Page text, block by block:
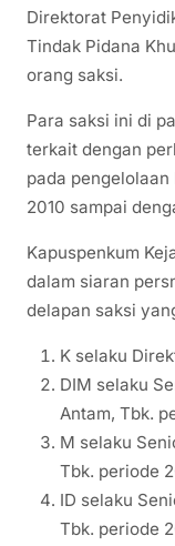
Direktorat
Tindak Pidana
orang saksi.
Para saksi ini di
terkait dengan
pada
2010 sampai
Kapuspenkum
dalam siaran
delapan saksi
K selaku
DIM selaku
Antam, Tbk.
M selaku
Tbk. periode
ID selaku
Tbk. periode